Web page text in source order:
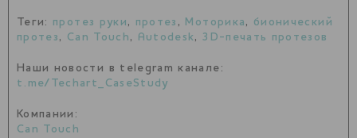
Теги: протез руки , протез , Моторика , бионический
протез , Can Touch , Autodesk,3D-печать протезов
Наши новости в telegram канале:
t.me/Techart_CaseStudy
Компании:
Can Touch